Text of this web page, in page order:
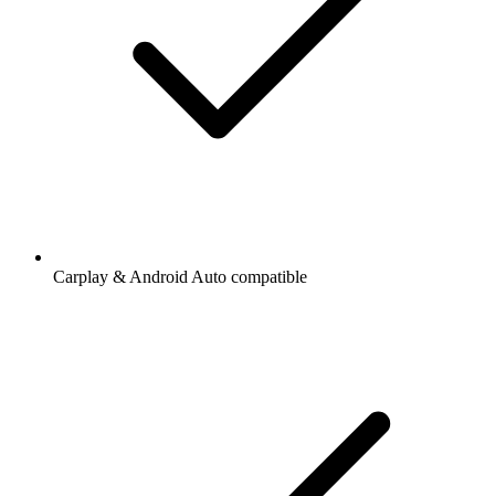
Carplay & Android Auto compatible